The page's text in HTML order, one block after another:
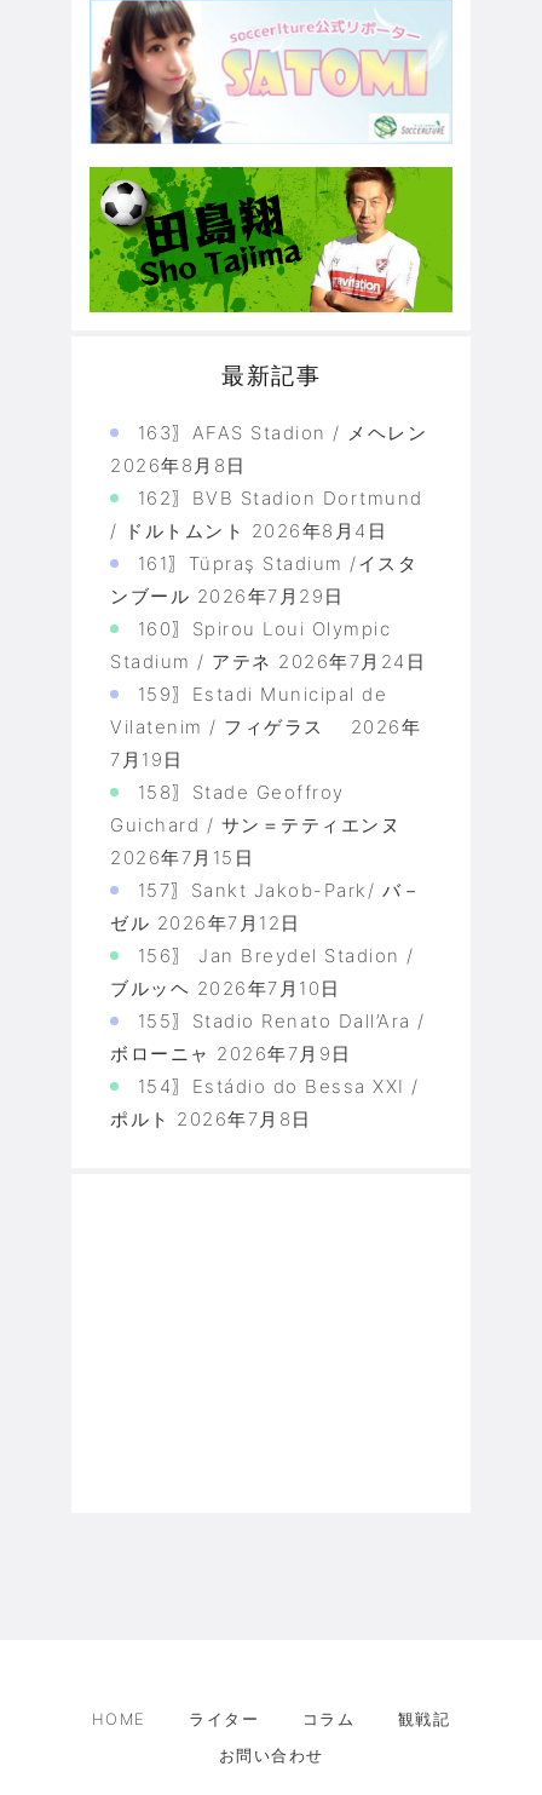
最新記事
163〗AFAS Stadion / メヘレン
2026年8月8日
162〗BVB Stadion Dortmund
/ ドルトムント 2026年8月4日
161〗Tüpraş Stadium /イスタ
ンブール 2026年7月29日
160〗Spirou Loui Olympic
Stadium / アテネ 2026年7月24日
159〗Estadi Municipal de
Vilatenim / フィゲラス
2026年
7月19日
158〗Stade Geoffroy
Guichard / サン＝テティエンヌ
2026年7月15日
157〗Sankt Jakob-Park/ バ－
ゼル 2026年7月12日
156〗 Jan Breydel Stadion /
ブルッヘ 2026年7月10日
155〗Stadio Renato Dall’Ara /
ボローニャ 2026年7月9日
154〗Estádio do Bessa XXI /
ポルト 2026年7月8日
HOME ライター コラム
観戦記
お問い合わせ